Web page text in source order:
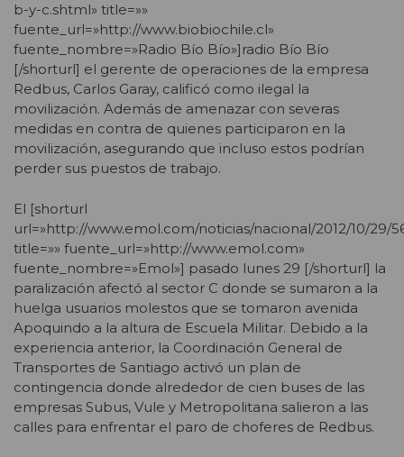
b-y-c.shtml» title=»»
fuente_url=»http://www.biobiochile.cl»
fuente_nombre=»Radio Bío Bío»]radio Bío Bío
[/shorturl] el gerente de operaciones de la empresa
Redbus, Carlos Garay, calificó como ilegal la
movilización. Además de amenazar con severas
medidas en contra de quienes participaron en la
movilización, asegurando que incluso estos podrían
perder sus puestos de trabajo.
El [shorturl
url=»http://www.emol.com/noticias/nacional/2012/10/29/
title=»» fuente_url=»http://www.emol.com»
fuente_nombre=»Emol»] pasado lunes 29 [/shorturl] la
paralización afectó al sector C donde se sumaron a la
huelga usuarios molestos que se tomaron avenida
Apoquindo a la altura de Escuela Militar. Debido a la
experiencia anterior, la Coordinación General de
Transportes de Santiago activó un plan de
contingencia donde alrededor de cien buses de las
empresas Subus, Vule y Metropolitana salieron a las
calles para enfrentar el paro de choferes de Redbus.